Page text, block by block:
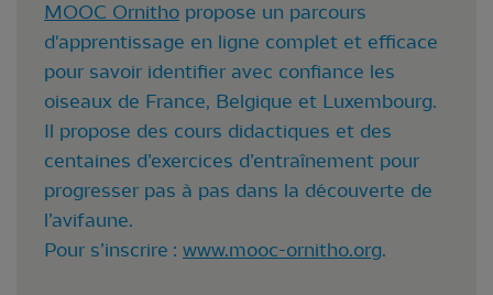
MOOC Ornitho propose un parcours
d'apprentissage en ligne complet et efficace
pour savoir identifier avec confiance les
oiseaux de France, Belgique et Luxembourg.
Il propose des cours didactiques et des
centaines d’exercices d’entraînement pour
progresser pas à pas dans la découverte de
l’avifaune.
Pour s’inscrire : www.mooc-ornitho.org.